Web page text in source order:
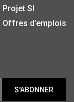
Projet SI
Offres d’emplois
S'ABONNER